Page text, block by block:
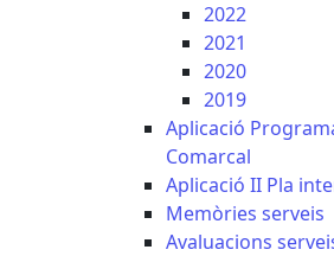
2022
2021
2020
2019
Aplicació
Comarcal
Aplicació II Pla
Memòries serveis
Avaluacions